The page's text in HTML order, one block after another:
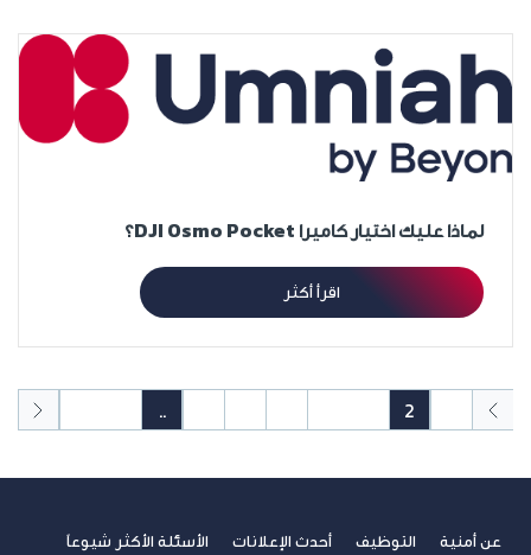
لماذا عليك اختيار كاميرا DJI Osmo Pocket؟
اقرأ أكثر
2
..
عن أمنية التوظيف أحدث الإعلانات
الأسئلة الأكثر شيوعاً